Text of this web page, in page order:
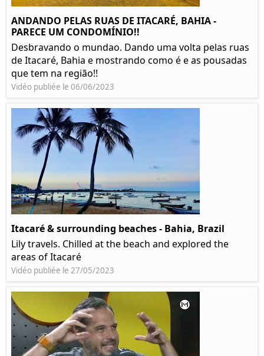
ANDANDO PELAS RUAS DE ITACARÉ, BAHIA -
PARECE UM CONDOMÍNIO!!
Desbravando o mundao. Dando uma volta pelas ruas
de Itacaré, Bahia e mostrando como é e as pousadas
que tem na região!!
Vidéo publiée le 06/06/2023
Itacaré & surrounding beaches - Bahia, Brazil
Lily travels. Chilled at the beach and explored the
areas of Itacaré
Vidéo publiée le 27/05/2023